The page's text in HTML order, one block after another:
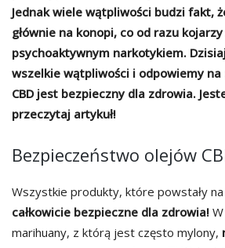
Jednak wiele wątpliwości budzi fakt,
głównie na konopi, co od razu
psychoaktywnym narkotykiem.
wszelkie wątpliwości i odpowiemy
CBD jest bezpieczny dla zdrowia.
przeczytaj artykuł!
Bezpieczeństwo olejów
Wszystkie produkty, które powstały na
całkowicie bezpieczne dla zdrowia!
marihuany, z którą jest często mylony,